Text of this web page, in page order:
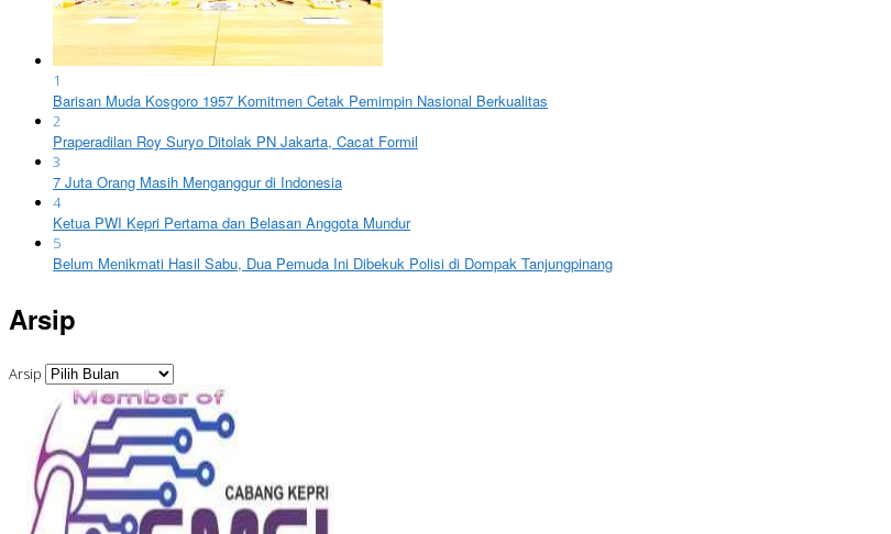
1
Barisan Muda Kosgoro 1957 Komitmen Cetak Pemimpin Nasional Berkualitas
2
Praperadilan Roy Suryo Ditolak PN Jakarta, Cacat Formil
3
7 Juta Orang Masih Menganggur di Indonesia
4
Ketua PWI Kepri Pertama dan Belasan Anggota Mundur
5
Belum Menikmati Hasil Sabu, Dua Pemuda Ini Dibekuk Polisi di Dompak Tanjungpinang
Arsip
Arsip